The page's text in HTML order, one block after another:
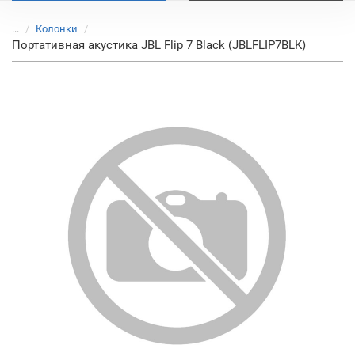
... Колонки
Портативная акустика JBL Flip 7 Black (JBLFLIP7BLK)